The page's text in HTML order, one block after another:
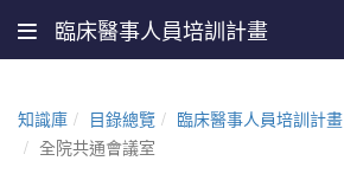
臨床醫事人員培訓計畫
知識庫 目錄總覽 臨床醫事人員培訓計畫
全院共通會議室